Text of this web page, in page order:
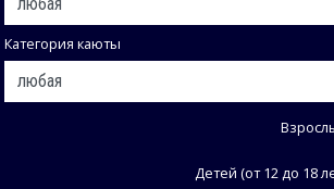
Категория каюты
Детей (от 12 до 18